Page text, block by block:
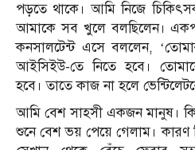
পড়তে থাকে। আমি নিজে
আমাকে সব খুলে বলছিলেন।
কনসালটেন্ট এসে বললেন,
আইসিইউ-তে নিতে হবে।
হবে। তাতে কাজ না হলে
আমি বেশ সাহসী একজন মানুষ।
শুনে বেশ ভয় পেয়ে গেলাম। কারণ